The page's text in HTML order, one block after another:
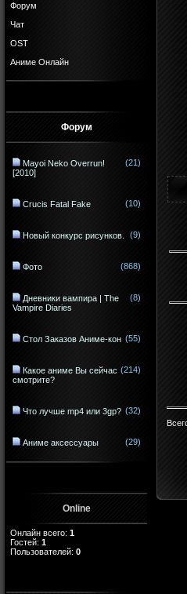
Форум
Чат
OST
Аниме Онлайн
Форум
Mayoi Neko Overrun!
[2010]
(21)
Crucis Fatal Fake (10)
Новый конкурс рисунков. (9)
Фото (868)
Дневники вампира | The
Vampire Diaries
(8)
Стол Заказов Аниме-кон (55)
Какое аниме Вы сейчас
смотрите?
(214)
Что лучше mp4 или 3gp? (32)
Аниме аксессуары (29)
Online
Онлайн всего: 1
Гостей: 1
Пользователей: 0